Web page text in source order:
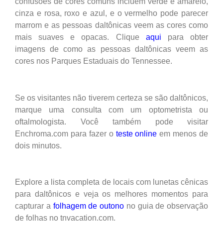
cinza e rosa, roxo e azul, e o vermelho pode parecer
marrom e as pessoas daltônicas veem as cores como
mais suaves e opacas. Clique aqui para obter
imagens de como as pessoas daltônicas veem as
cores nos Parques Estaduais do Tennessee.
Se os visitantes não tiverem certeza se são daltônicos,
marque uma consulta com um optometrista ou
oftalmologista. Você também pode visitar
Enchroma.com para fazer o teste online em menos de
dois minutos.
Explore a lista completa de locais com lunetas cênicas
para daltônicos e veja os melhores momentos para
capturar a folhagem de outono no guia de observação
de folhas no tnvacation.com.